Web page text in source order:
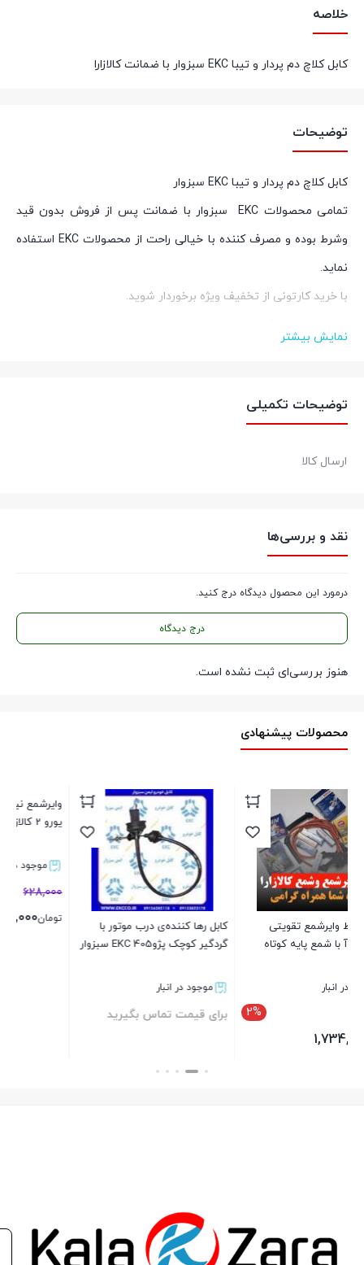
خلاصه
کابل کلاچ دم پردار و تیبا EKC سبزوار با ضمانت کالازارا
توضیحات
کابل کلاچ دم پردار و تیبا EKC سبزوار
تمامی محصولات EKC سبزوار با ضمانت پس از فروش بدون قید
وشرط بوده و مصرف کننده با خیالی راحت از محصولاتEKC استفاده
نماید.
با خرید کارتونی از تخفیف ویژه برخوردار شوید.
کالازارا کیفیت قطعات، قیمت مناسب
نمایش بیشتر
توضیحات تکمیلی
ارسال کالا
نقد و بررسی‌ها
درمورد این محصول دیدگاه درج کنید.
درج دیدگاه
هنوز بررسی‌ای ثبت نشده است.
محصولات پیشنهادی
کابل رها کننده‌ی درب موتور با
گردگیر کوچک پژو405 EKC سبزوار
موجود در انبار
برای قیمت تماس بگیرید
وایرشمع نیسان استاندارد انژکتور
یورو 2 کالازارا
موجود در انبار
2% 628,000